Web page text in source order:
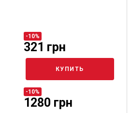
-10%
321 грн
КУПИТЬ
-10%
1280 грн